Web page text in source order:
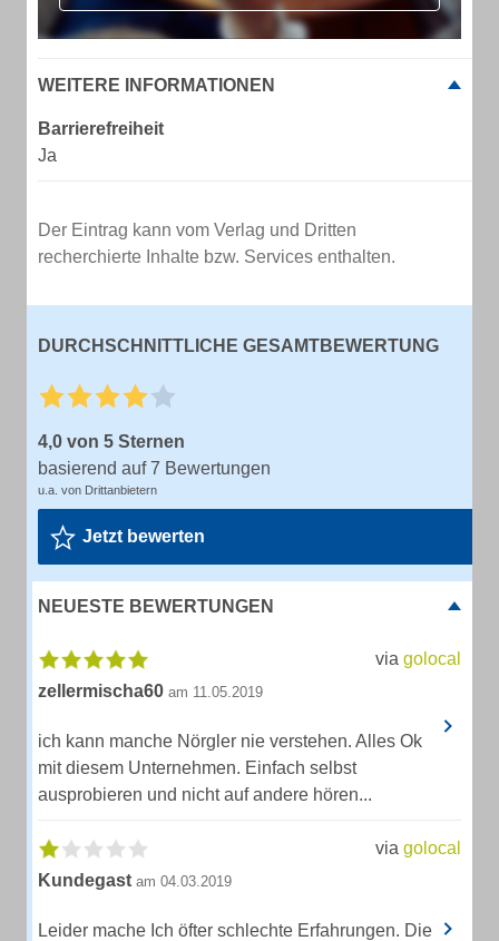
WEITERE INFORMATIONEN
Barrierefreiheit
Ja
Der Eintrag kann vom Verlag und Dritten
recherchierte Inhalte bzw. Services enthalten.
DURCHSCHNITTLICHE GESAMTBEWERTUNG
4,0 von 5 Sternen
basierend auf 7 Bewertungen
u.a. von Drittanbietern
Jetzt bewerten
NEUESTE BEWERTUNGEN
via golocal
zellermischa60 am 11.05.2019
ich kann manche Nörgler nie verstehen. Alles Ok
mit diesem Unternehmen. Einfach selbst
ausprobieren und nicht auf andere hören...
via golocal
Kundegast am 04.03.2019
Leider mache Ich öfter schlechte Erfahrungen. Die